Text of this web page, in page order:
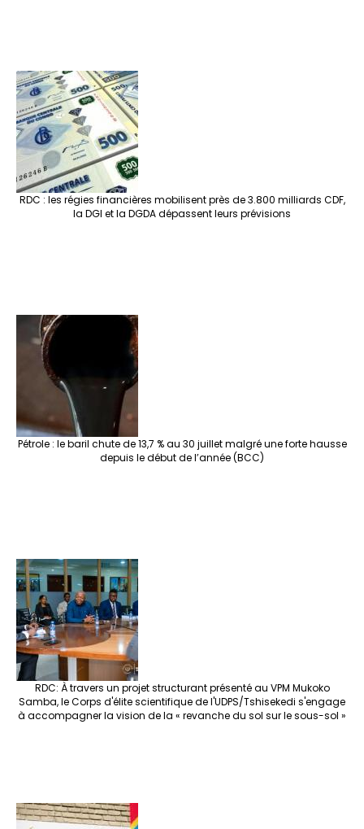
RDC : les régies financières mobilisent près de 3.800 milliards CDF,
la DGI et la DGDA dépassent leurs prévisions
Pétrole : le baril chute de 13,7 % au 30 juillet malgré une forte hausse
depuis le début de l’année (BCC)
RDC: À travers un projet structurant présenté au VPM Mukoko
Samba, le Corps d'élite scientifique de l'UDPS/Tshisekedi s'engage
à accompagner la vision de la « revanche du sol sur le sous-sol »